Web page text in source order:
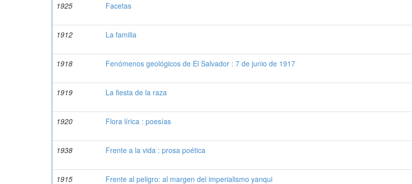
1925 Facetas
1912
La familia
1918
Fenómenos geológicos de El Salvador : 7 de junio de 1917
1919
La fiesta de la raza
1920
Flora lírica : poesías
1938
Frente a la vida : prosa poética
1915
Frente al peligro: al margen del imperialismo yanqui